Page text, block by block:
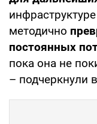
методично
постоянных
пока она не
– подчеркнули